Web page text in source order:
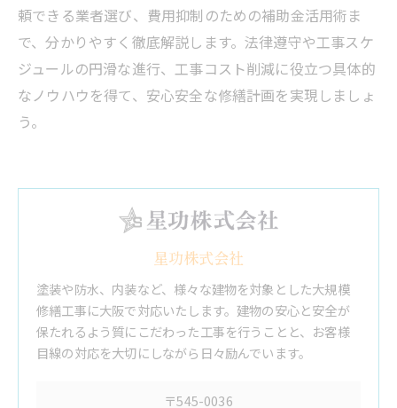
頼できる業者選び、費用抑制のための補助金活用術ま
で、分かりやすく徹底解説します。法律遵守や工事スケ
ジュールの円滑な進行、工事コスト削減に役立つ具体的
なノウハウを得て、安心安全な修繕計画を実現しましょ
う。
星功株式会社
塗装や防水、内装など、様々な建物を対象とした大規模
修繕工事に大阪で対応いたします。建物の安心と安全が
保たれるよう質にこだわった工事を行うことと、お客様
目線の対応を大切にしながら日々励んでいます。
〒545-0036